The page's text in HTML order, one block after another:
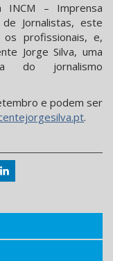
INCM – Imprensa
Jornalistas, este
profissionais, e,
Jorge Silva, uma
do jornalismo
e podem ser
.